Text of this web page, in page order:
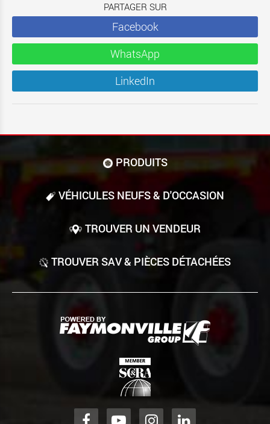
PARTAGER SUR
Facebook
WhatsApp
LinkedIn
PRODUITS
VÉHICULES NEUFS & D'OCCASION
TROUVER UN VENDEUR
TROUVER SAV & PIÈCES DÉTACHÉES